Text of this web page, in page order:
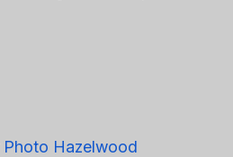
Photo Hazelwood